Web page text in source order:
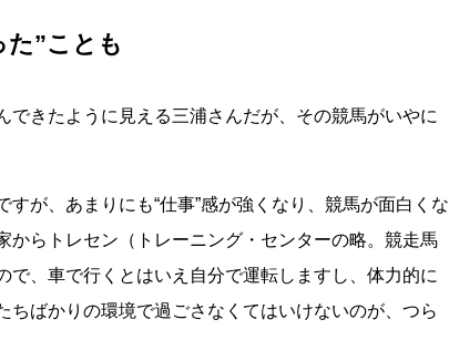
”ことも
きたように見える三浦さんだが、その競馬がいやに
すが、あまりにも“仕事”感が強くなり、競馬が面白くな
からトレセン（トレーニング・センターの略。競走馬
、車で行くとはいえ自分で運転しますし、体力的に
ちばかりの環境で過ごさなくてはいけないのが、つら